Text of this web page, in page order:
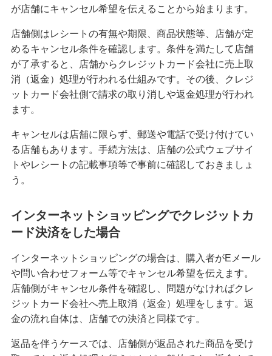
きっぷをクレジットカードで購入する3つの方法！
クレジットカードを海外で利用すると手数料はど
のくらいかかる？注意点も紹介
クレジットカードを紛失した！対応方法や再発行
クレジットカード決済にはどんなメリットがあ
る？仕組みや注意点も解説
クレジットカードの支払方法には何がある？1回払
クレジットカードは何枚までが良い？2枚以上を持
つメリット・デメリット等を解説
件、保有するメリット、選び方を解説
が店舗にキャンセル希望を伝えることから始まります。
店舗側はレシートの有無や期限、商品状態等、店舗が定
めるキャンセル条件を確認します。条件を満たして店舗
が了承すると、店舗からクレジットカード会社に売上取
消（返金）処理が行われる仕組みです。その後、クレジ
ットカード会社側で請求の取り消しや返金処理が行われ
ます。
キャンセルは店舗に限らず、郵送や電話で受け付けてい
る店舗もあります。手続方法は、店舗の公式ウェブサイ
トやレシートの記載事項等で事前に確認しておきましょ
う。
インターネットショッピングでクレジットカ
ード決済をした場合
インターネットショッピングの場合は、購入者がEメール
や問い合わせフォーム等でキャンセル希望を伝えます。
店舗側がキャンセル条件を確認し、問題がなければクレ
ジットカード会社へ売上取消（返金）処理をします。返
金の流れ自体は、店舗での決済と同様です。
返品を伴うケースでは、店舗側が返品された商品を受け